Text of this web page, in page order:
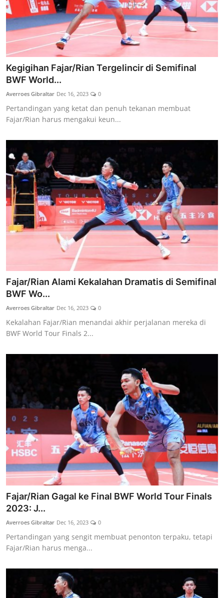
Kegigihan Fajar/Rian Tergelincir di Semifinal
BWF World...
Averroes Gibraltar Dec 16, 2023 0
Pertandingan yang ketat dan penuh tekanan membuat
Fajar/Rian harus mengakui keun...
Fajar/Rian Alami Kekalahan Dramatis di Semifinal
BWF Wo...
Averroes Gibraltar Dec 16, 2023 0
Kekalahan Fajar/Rian menandai akhir perjalanan mereka di
BWF World Tour Finals 2...
Fajar/Rian Gagal ke Final BWF World Tour Finals
2023: J...
Averroes Gibraltar Dec 16, 2023 0
Pertandingan yang sengit membuat penonton terpaku, tetapi
Fajar/Rian harus menga...